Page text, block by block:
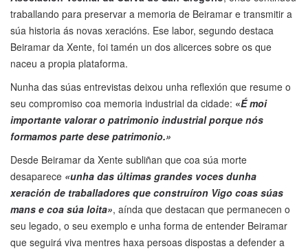
traballando para preservar a memoria de Beiramar e transmitir a
súa historia ás novas xeracións. Ese labor, segundo destaca
Beiramar da Xente, foi tamén un dos alicerces sobre os que
naceu a propia plataforma.
Nunha das súas entrevistas deixou unha reflexión que resume o
seu compromiso coa memoria industrial da cidade: «É moi
importante valorar o patrimonio industrial porque nós
formamos parte dese patrimonio.»
Desde Beiramar da Xente subliñan que coa súa morte
desaparece «unha das últimas grandes voces dunha
xeración de traballadores que construíron Vigo coas súas
mans e coa súa loita», aínda que destacan que permanecen o
seu legado, o seu exemplo e unha forma de entender Beiramar
que seguirá viva mentres haxa persoas dispostas a defender a